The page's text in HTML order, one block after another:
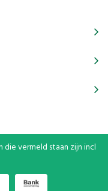
vermeld staan zijn incl